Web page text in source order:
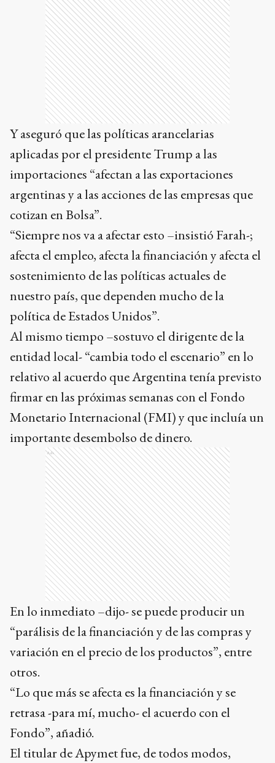
Y aseguró que las políticas arancelarias
aplicadas por el presidente Trump a las
importaciones “afectan a las exportaciones
argentinas y a las acciones de las empresas que
cotizan en Bolsa”.
“Siempre nos va a afectar esto –insistió Farah-;
afecta el empleo, afecta la financiación y afecta el
sostenimiento de las políticas actuales de
nuestro país, que dependen mucho de la
política de Estados Unidos”.
Al mismo tiempo –sostuvo el dirigente de la
entidad local- “cambia todo el escenario” en lo
relativo al acuerdo que Argentina tenía previsto
firmar en las próximas semanas con el Fondo
Monetario Internacional (FMI) y que incluía un
importante desembolso de dinero.
Ads
En lo inmediato –dijo- se puede producir un
“parálisis de la financiación y de las compras y
variación en el precio de los productos”, entre
otros.
“Lo que más se afecta es la financiación y se
retrasa -para mí, mucho- el acuerdo con el
Fondo”, añadió.
El titular de Apymet fue, de todos modos,